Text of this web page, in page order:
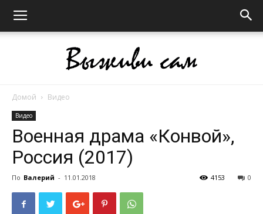
сам
Домой Видео
Видео
Военная драма «Конвой»,
Россия (2017)
По Валерий - 11.01.2018 0
4153